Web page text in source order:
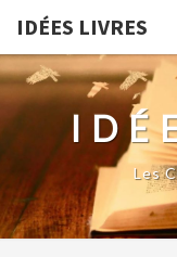
IDÉES LIVRES
Les